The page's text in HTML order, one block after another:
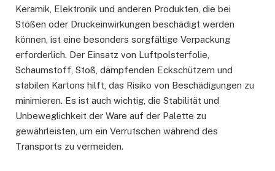
Keramik, Elektronik und anderen Produkten, die bei
Stößen oder Druckeinwirkungen beschädigt werden
können, ist eine besonders sorgfältige Verpackung
erforderlich. Der Einsatz von Luftpolsterfolie,
Schaumstoff, Stoß, dämpfenden Eckschützern und
stabilen Kartons hilft, das Risiko von Beschädigungen zu
minimieren. Es ist auch wichtig, die Stabilität und
Unbeweglichkeit der Ware auf der Palette zu
gewährleisten, um ein Verrutschen während des
Transports zu vermeiden.